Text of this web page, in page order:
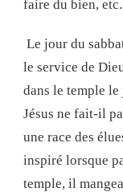
faire du bien, etc.
Le jour du
le service de
dans le temple
Jésus ne fait-il
une race des
inspiré lorsque
temple, il